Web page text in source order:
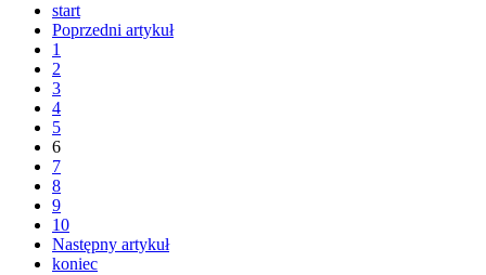
start
Poprzedni artykuł
1
2
3
4
5
6
7
8
9
10
Następny artykuł
koniec